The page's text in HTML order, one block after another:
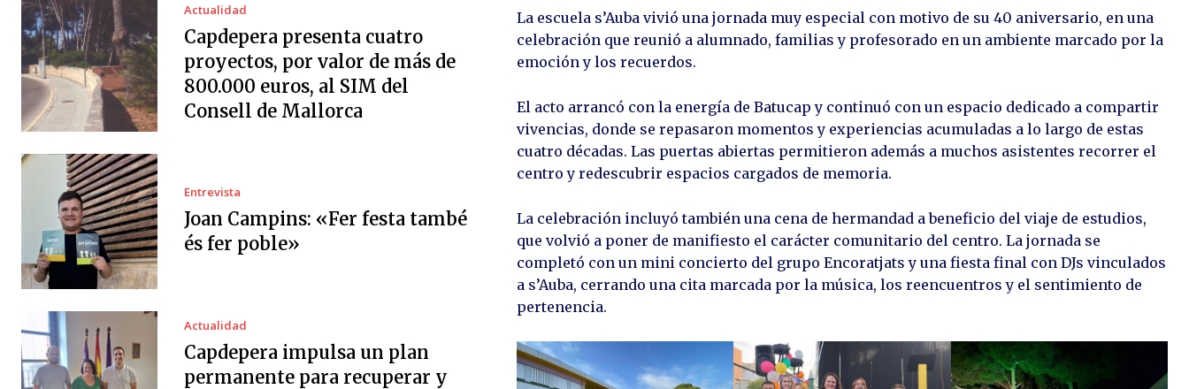
Actualidad
Capdepera presenta cuatro
proyectos, por valor de más de
800.000 euros, al SIM del
Consell de Mallorca
Entrevista
Joan Campins: «Fer festa també
és fer poble»
Actualidad
Capdepera impulsa un plan
permanente para recuperar y
La escuela s’Auba vivió una jornada muy especial con motivo de su 40 aniversario, en una
celebración que reunió a alumnado, familias y profesorado en un ambiente marcado por la
emoción y los recuerdos.
El acto arrancó con la energía de Batucap y continuó con un espacio dedicado a compartir
vivencias, donde se repasaron momentos y experiencias acumuladas a lo largo de estas
cuatro décadas. Las puertas abiertas permitieron además a muchos asistentes recorrer el
centro y redescubrir espacios cargados de memoria.
La celebración incluyó también una cena de hermandad a beneficio del viaje de estudios,
que volvió a poner de manifiesto el carácter comunitario del centro. La jornada se
completó con un mini concierto del grupo Encoratjats y una fiesta final con DJs vinculados
a s’Auba, cerrando una cita marcada por la música, los reencuentros y el sentimiento de
pertenencia.